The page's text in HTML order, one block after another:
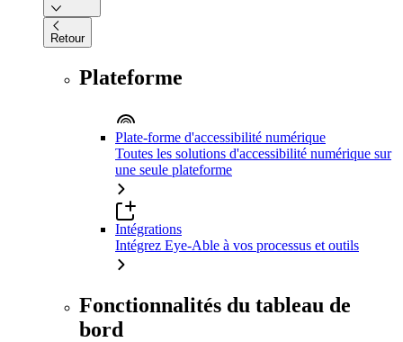
Retour
Plateforme
Plate-forme d'accessibilité numérique
Toutes les solutions d'accessibilité numérique sur
une seule plateforme
Intégrations
Intégrez Eye-Able à vos processus et outils
Fonctionnalités du tableau de
bord